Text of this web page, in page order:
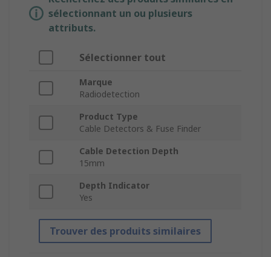
sélectionnant un ou plusieurs
attributs.
Sélectionner tout
Marque
Radiodetection
Product Type
Cable Detectors & Fuse Finder
Cable Detection Depth
15mm
Depth Indicator
Yes
Trouver des produits similaires